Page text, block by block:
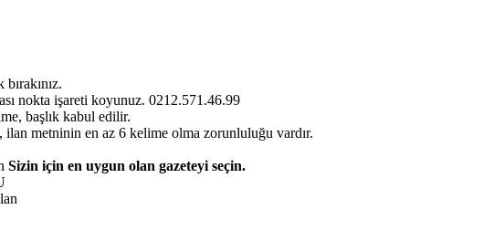
nokta işareti koyunuz. 0212.571.46.99
başlık kabul edilir.
ilan metninin en az 6 kelime olma zorunluluğu vardır.
Sizin için en uygun olan gazeteyi seçin.